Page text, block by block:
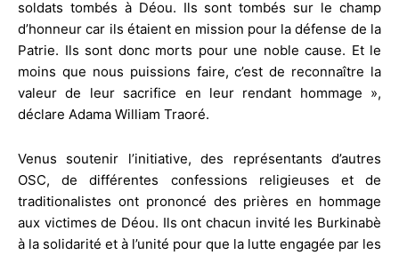
soldats tombés à Déou. Ils sont tombés sur le champ
d’honneur car ils étaient en mission pour la défense de la
Patrie. Ils sont donc morts pour une noble cause. Et le
moins que nous puissions faire, c’est de reconnaître la
valeur de leur sacrifice en leur rendant hommage »,
déclare Adama William Traoré.
Venus soutenir l’initiative, des représentants d’autres
OSC, de différentes confessions religieuses et de
traditionalistes ont prononcé des prières en hommage
aux victimes de Déou. Ils ont chacun invité les Burkinabè
à la solidarité et à l’unité pour que la lutte engagée par les